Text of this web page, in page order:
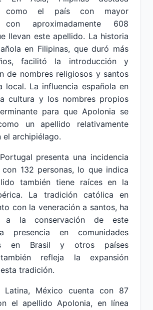
como el país con mayor
con aproximadamente 608
llevan este apellido. La historia
en Filipinas, que duró más
facilitó la introducción y
de nombres religiosos y santos
local. La influencia española en
cultura y los nombres propios
para que Apolonia se
un apellido relativamente
el archipiélago.
presenta una incidencia
132 personas, lo que indica
también tiene raíces en la
La tradición católica en
con la veneración a santos, ha
a la conservación de este
presencia en comunidades
en Brasil y otros países
refleja la expansión
tradición.
Latina, México cuenta con 87
el apellido Apolonia, en línea